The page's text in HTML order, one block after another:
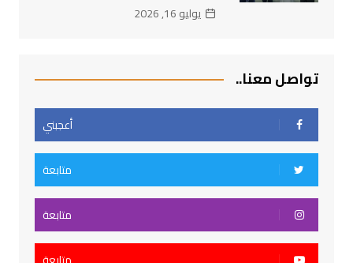
يوليو 16, 2026
تواصل معنا..
أعجبني
متابعة
متابعة